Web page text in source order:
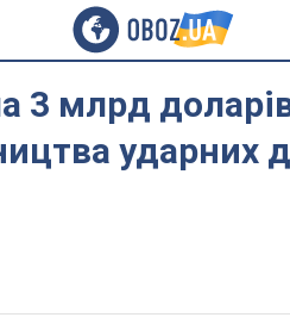
3 млрд
ударних